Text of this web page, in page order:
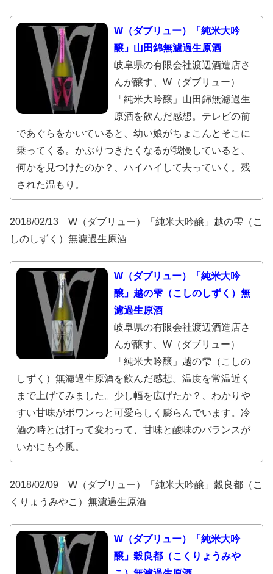
W（ダブリュー）「純米大吟
醸」山田錦無濾過生原酒
岐阜県の有限会社渡辺酒造店さ
んが醸す、W（ダブリュー）
「純米大吟醸」山田錦無濾過生
原酒を飲んだ感想。テレビの前
であぐらをかいていると、幼い娘がちょこんとそこに
乗ってくる。かぶりつきたくなるが我慢していると、
何かを見つけたのか？、ハイハイして去っていく。残
された温もり。
2018/02/13 W（ダブリュー）「純米大吟醸」越の雫（こ
しのしずく）無濾過生原酒
W（ダブリュー）「純米大吟
醸」越の雫（こしのしずく）無
濾過生原酒
岐阜県の有限会社渡辺酒造店さ
んが醸す、W（ダブリュー）
「純米大吟醸」越の雫（こしの
しずく）無濾過生原酒を飲んだ感想。温度を常温近く
まで上げてみました。少し幅を広げたか？、わかりや
すい甘味がポワンっと可愛らしく膨らんでいます。冷
酒の時とは打って変わって、甘味と酸味のバランスが
いかにも今風。
2018/02/09 W（ダブリュー）「純米大吟醸」穀良都（こ
くりょうみやこ）無濾過生原酒
W（ダブリュー）「純米大吟
醸」穀良都（こくりょうみや